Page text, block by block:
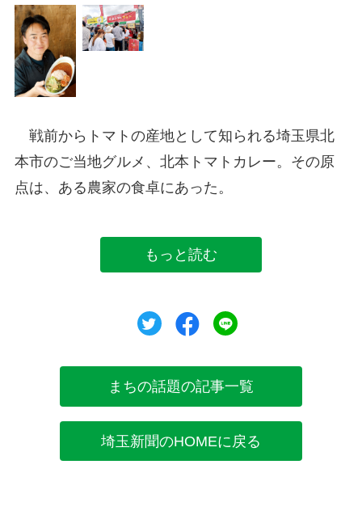
戦前からトマトの産地として知られる埼玉県北
本市のご当地グルメ、北本トマトカレー。その原
点は、ある農家の食卓にあった。
もっと読む
ツイートシェア
まちの話題の記事一覧
埼玉新聞のHOMEに戻る